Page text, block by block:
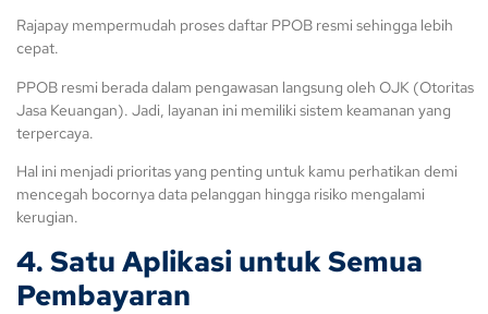
Rajapay mempermudah proses daftar PPOB resmi sehingga lebih
cepat.
PPOB resmi berada dalam pengawasan langsung oleh OJK (Otoritas
Jasa Keuangan). Jadi, layanan ini memiliki sistem keamanan yang
terpercaya.
Hal ini menjadi prioritas yang penting untuk kamu perhatikan demi
mencegah bocornya data pelanggan hingga risiko mengalami
kerugian.
4. Satu Aplikasi untuk Semua
Pembayaran